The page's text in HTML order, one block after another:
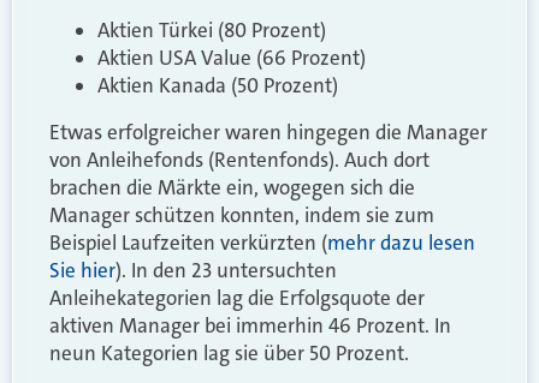
Aktien Türkei (80 Prozent)
Aktien USA Value (66 Prozent)
Aktien Kanada (50 Prozent)
Etwas erfolgreicher waren hingegen die Manager
von Anleihefonds (Rentenfonds). Auch dort
brachen die Märkte ein, wogegen sich die
Manager schützen konnten, indem sie zum
Beispiel Laufzeiten verkürzten (mehr dazu lesen
Sie hier). In den 23 untersuchten
Anleihekategorien lag die Erfolgsquote der
aktiven Manager bei immerhin 46 Prozent. In
neun Kategorien lag sie über 50 Prozent.